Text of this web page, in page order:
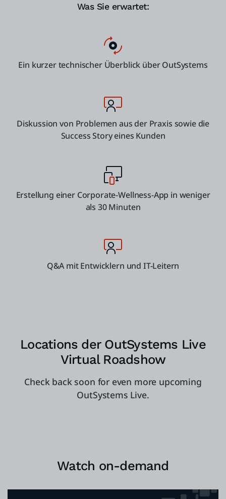
Was Sie erwartet:
Ein kurzer technischer Überblick über OutSystems
Diskussion von Problemen aus der Praxis sowie die
Success Story eines Kunden
Erstellung einer Corporate-Wellness-App in weniger
als 30 Minuten
Q&A mit Entwicklern und IT-Leitern
Locations der OutSystems Live
Virtual Roadshow
Check back soon for even more upcoming
OutSystems Live.
Watch on-demand